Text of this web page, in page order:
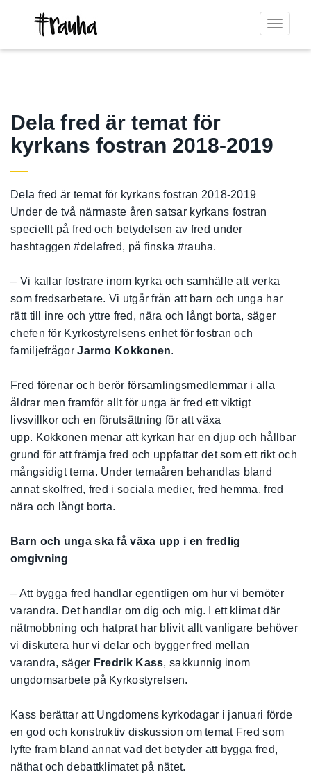
Toggle
Dela fred är temat för
kyrkans fostran 2018-2019
Dela fred är temat för kyrkans fostran 2018-2019
Under de två närmaste åren satsar kyrkans fostran
speciellt på fred och betydelsen av fred under
hashtaggen #delafred, på finska #rauha.
– Vi kallar fostrare inom kyrka och samhälle att verka
som fredsarbetare. Vi utgår från att barn och unga har
rätt till inre och yttre fred, nära och långt borta, säger
chefen för Kyrkostyrelsens enhet för fostran och
familjefrågorJarmo Kokkonen.
Fred förenar och berör församlingsmedlemmar i alla
åldrar men framför allt för unga är fred ett viktigt
livsvillkor och en förutsättning för att växa
upp. Kokkonen menar att kyrkan har en djup och hållbar
grund för att främja fred och uppfattar det som ett rikt och
mångsidigt tema. Under temaåren behandlas bland
annat skolfred, fred i sociala medier, fred hemma, fred
nära och långt borta.
Barn och unga ska få växa upp i en fredlig
omgivning
– Att bygga fred handlar egentligen om hur vi bemöter
varandra. Det handlar om dig och mig. I ett klimat där
nätmobbning och hatprat har blivit allt vanligare behöver
vi diskutera hur vi delar och bygger fred mellan
varandra, säger Fredrik Kass, sakkunnig inom
ungdomsarbete på Kyrkostyrelsen.
Kass berättar att Ungdomens kyrkodagar i januari förde
en god och konstruktiv diskussion om temat Fred som
lyfte fram bland annat vad det betyder att bygga fred,
näthat och debattklimatet på nätet.